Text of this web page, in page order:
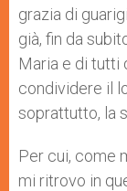
grazia di
già, fin da
Maria e di tutti
condividere il
soprattutto, la
Per cui, come
mi ritrovo in